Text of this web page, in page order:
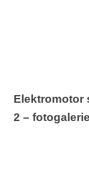
Elektromotor
2 – fotogalerie